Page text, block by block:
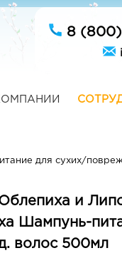
8
для сухих/
и
Шампунь-
волос 500мл